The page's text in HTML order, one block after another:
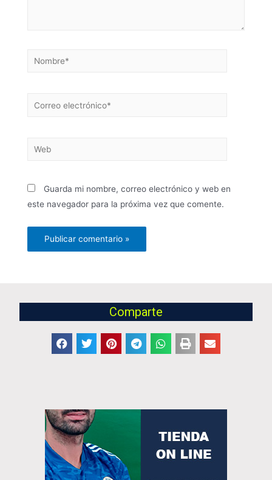
Guarda mi nombre, correo electrónico y web en
este navegador para la próxima vez que comente.
Comparte